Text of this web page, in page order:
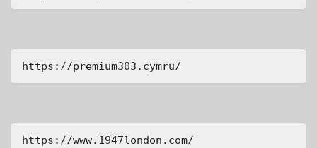
https://premium303.cymru/
https://www.1947london.com/